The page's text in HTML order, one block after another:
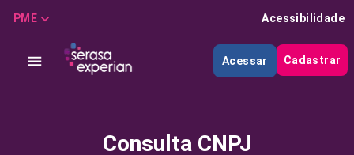
PME Acessibilidade
Acessar Cadastrar
Consulta CNPJ